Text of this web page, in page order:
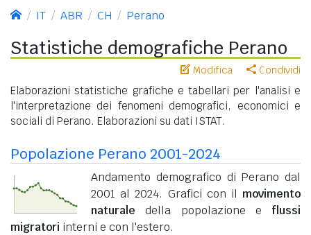
IT ABR CH Perano
Statistiche demografiche Perano
Modifica Condividi
Elaborazioni statistiche grafiche e tabellari per l'analisi e
l'interpretazione dei fenomeni demografici, economici e
sociali di Perano. Elaborazioni su dati ISTAT.
Popolazione Perano 2001-2024
Andamento demografico di Perano dal
2001 al 2024. Grafici con il movimento
naturale della popolazione e flussi
migratori interni e con l'estero.